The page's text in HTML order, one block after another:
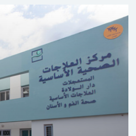
en el Sector Educativo y
– Rabat